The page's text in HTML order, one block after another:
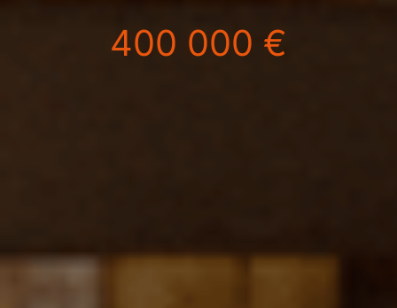
400 000 €